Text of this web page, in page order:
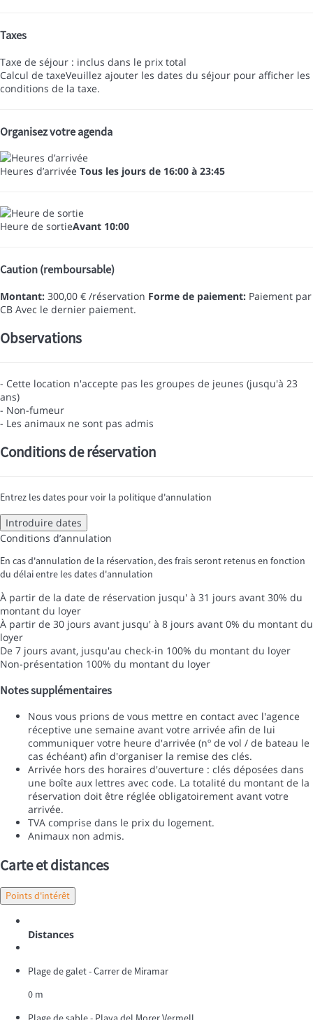
Taxes
Taxe de séjour : inclus dans le prix total
Calcul de taxeVeuillez ajouter les dates du séjour pour afficher les
conditions de la taxe.
Organisez votre agenda
Heures d’arrivée Tous les jours de 16:00 à 23:45
Heure de sortieAvant 10:00
Caution (remboursable)
Montant: 300,00 € /réservation Forme de paiement: Paiement par
CB Avec le dernier paiement.
Observations
- Cette location n'accepte pas les groupes de jeunes (jusqu'à 23
ans)
- Non-fumeur
- Les animaux ne sont pas admis
Conditions de réservation
Entrez les dates pour voir la politique d'annulation
Introduire dates
Conditions d’annulation
En cas d'annulation de la réservation, des frais seront retenus en fonction
du délai entre les dates d'annulation
À partir de la date de réservation jusqu' à 31 jours avant 30% du
montant du loyer
À partir de 30 jours avant jusqu' à 8 jours avant 0% du montant du
loyer
De 7 jours avant, jusqu'au check-in 100% du montant du loyer
Non-présentation 100% du montant du loyer
Notes supplémentaires
Nous vous prions de vous mettre en contact avec l'agence
réceptive une semaine avant votre arrivée afin de lui
communiquer votre heure d'arrivée (nº de vol / de bateau le
cas échéant) afin d'organiser la remise des clés.
Arrivée hors des horaires d'ouverture : clés déposées dans
une boîte aux lettres avec code. La totalité du montant de la
réservation doit être réglée obligatoirement avant votre
arrivée.
TVA comprise dans le prix du logement.
Animaux non admis.
Carte et distances
Points d'intérêt
Distances
Plage de galet - Carrer de Miramar
0 m